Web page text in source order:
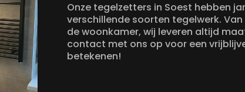
Onze tegelzetters in Soest hebben
verschillende soorten tegelwerk.
de woonkamer, wij leveren altijd
contact met ons op voor een
betekenen!